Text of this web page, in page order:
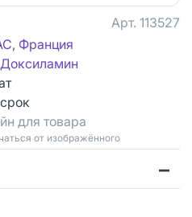
Арт. 113527
Франция
Доксиламин
для товара
от изображённого